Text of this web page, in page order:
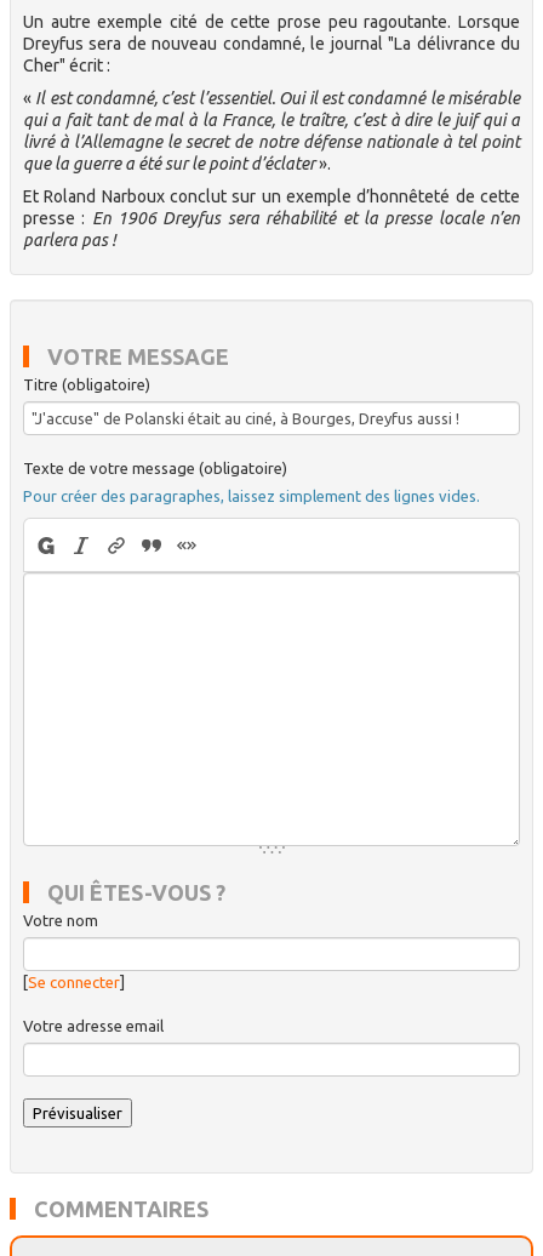
Un autre exemple cité de cette prose peu ragoutante. Lorsque
Dreyfus sera de nouveau condamné, le journal "La délivrance du
Cher" écrit :
« Il est condamné, c’est l’essentiel. Oui il est condamné le misérable
qui a fait tant de mal à la France, le traître, c’est à dire le juif qui a
livré à l’Allemagne le secret de notre défense nationale à tel point
que la guerre a été sur le point d’éclater».
Et Roland Narboux conclut sur un exemple d’honnêteté de cette
presse : En 1906 Dreyfus sera réhabilité et la presse locale n’en
parlera pas !
VOTRE MESSAGE
Titre (obligatoire)
Texte de votre message (obligatoire)
Pour créer des paragraphes, laissez simplement des lignes vides.
QUI ÊTES-VOUS ?
Votre nom
Se connecter]
Votre adresse email
COMMENTAIRES